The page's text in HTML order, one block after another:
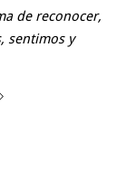
de reconocer,
sentimos y